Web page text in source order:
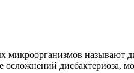
микроорганизмов называют
дисбактериоза,